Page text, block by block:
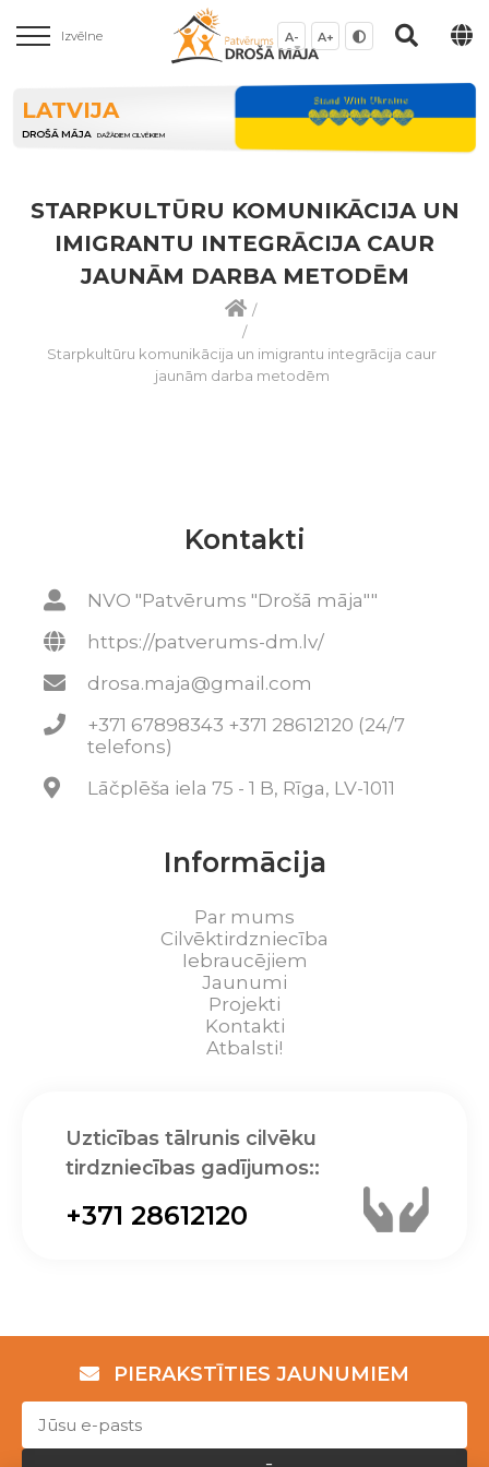
Izvēlne A- A+
LATVIJA
DROŠĀ MĀJA DAŽĀDIEM CILVĒKIEM
STARPKULTŪRU KOMUNIKĀCIJA UN
IMIGRANTU INTEGRĀCIJA CAUR
JAUNĀM DARBA METODĒM
/
/
Starpkultūru komunikācija un imigrantu integrācija caur
jaunām darba metodēm
Kontakti
NVO "Patvērums "Drošā māja""
https://patverums-dm.lv/
drosa.maja@gmail.com
+371 67898343 +371 28612120 (24/7
telefons)
Lāčplēša iela 75 - 1 B, Rīga, LV-1011
Informācija
Par mums
Cilvēktirdzniecība
Iebraucējiem
Jaunumi
Projekti
Kontakti
Atbalsti!
Uzticības tālrunis cilvēku
tirdzniecības gadījumos::
+371 28612120
PIERAKSTĪTIES JAUNUMIEM